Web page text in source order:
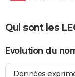
Qui sont les
Evolution du
Données